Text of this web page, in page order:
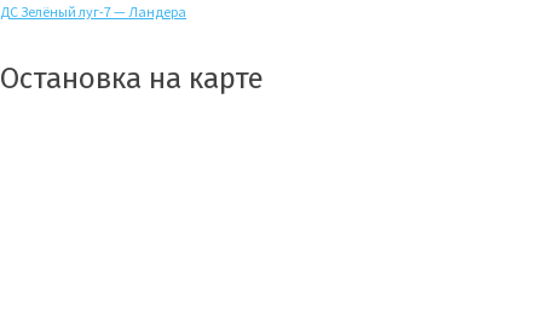
ДС Зелёный луг-7 — Ландера
Остановка на карте